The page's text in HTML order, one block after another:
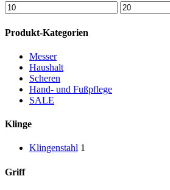
Min.
Preis
Max.
Preis
Produkt-Kategorien
Messer
Haushalt
Scheren
Hand- und Fußpflege
SALE
Klinge
Klingenstahl 1
Griff